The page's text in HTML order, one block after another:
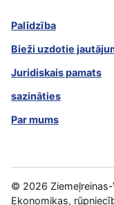
Palīdzība
Bieži uzdotie
Juridiskais pamats
sazināties
Par mums
© 2026
Ekonomikas,